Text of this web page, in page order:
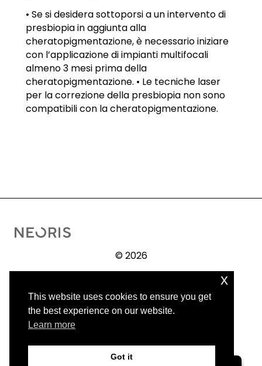
• Se si desidera sottoporsi a un intervento di
presbiopia in aggiunta alla
cheratopigmentazione, è necessario iniziare
con l’applicazione di impianti multifocali
almeno 3 mesi prima della
cheratopigmentazione. • Le tecniche laser
per la correzione della presbiopia non sono
compatibili con la cheratopigmentazione.
© 2026
Prima / Dopo
Pubblicazioni scientifiche
This website uses cookies to ensure you get
the best experience on our website.
Learn more
Got it
x